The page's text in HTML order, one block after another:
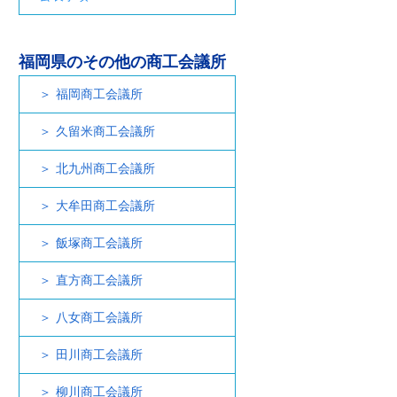
福岡県のその他の商工会議所
福岡商工会議所
久留米商工会議所
北九州商工会議所
大牟田商工会議所
飯塚商工会議所
直方商工会議所
八女商工会議所
田川商工会議所
柳川商工会議所